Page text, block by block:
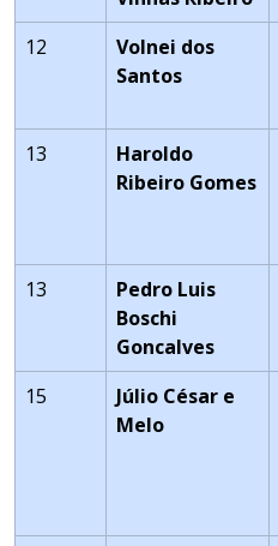
12
Volnei dos
Santos
13
Haroldo
Ribeiro Gomes
13
Pedro Luis
Boschi
Goncalves
15
Júlio César e
Melo